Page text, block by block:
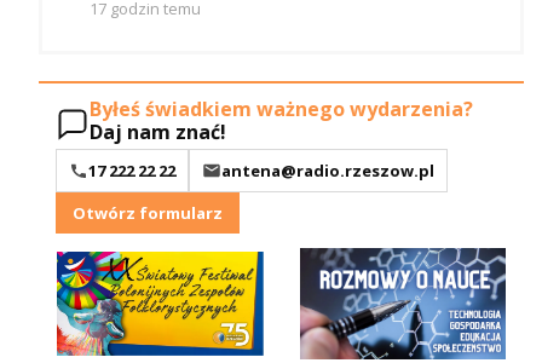
17 godzin temu
Byłeś świadkiem ważnego wydarzenia?
Daj nam znać!
17 222 22 22
antena@radio.rzeszow.pl
Otwórz formularz